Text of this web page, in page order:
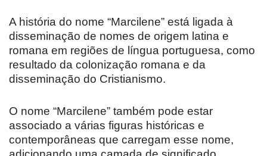
A história do nome “Marcilene” está ligada à
disseminação de nomes de origem latina e
romana em regiões de língua portuguesa, como
resultado da colonização romana e da
disseminação do Cristianismo.
O nome “Marcilene” também pode estar
associado a várias figuras históricas e
contemporâneas que carregam esse nome,